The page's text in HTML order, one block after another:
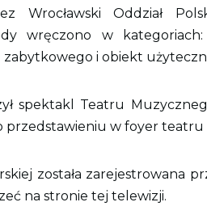
Wrocławski Oddział
wręczono w
i obiekt
spektakl Teatru
przedstawieniu w foyer teatru
została zarejestrowana
na stronie tej telewizji.